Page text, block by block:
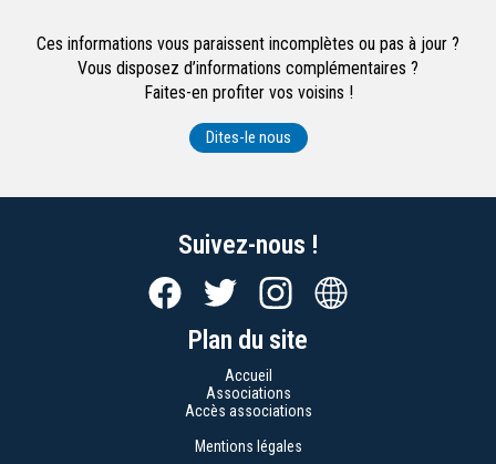
Ces informations vous paraissent incomplètes ou pas à jour ?
Vous disposez d’informations complémentaires ?
Faites-en profiter vos voisins !
Dites-le nous
Suivez-nous !
Plan du site
Accueil
Associations
Accès associations
Mentions légales